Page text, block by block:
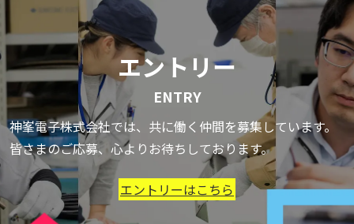
エントリー
ENTRY
神峯電子株式会社では、共に働く仲間を募集しています。
皆さまのご応募、心よりお待ちしております。
エントリーはこちら